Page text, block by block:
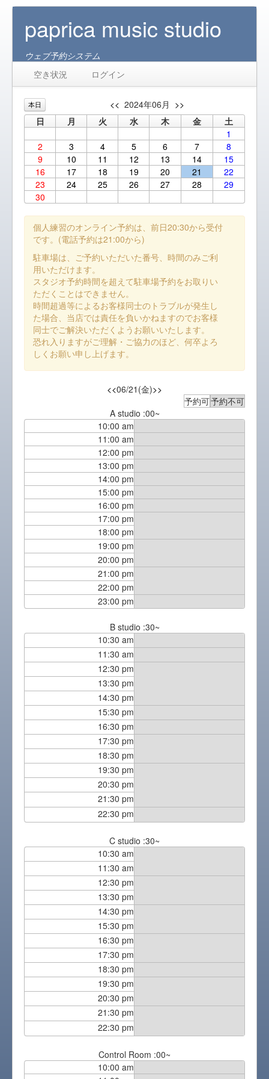
paprica music studio
ウェブ予約システム
空き状況
ログイン
本日 << 2024年06月 >>
日
月 火 水 木 金
土
1
2
3 4 5 6 7
8
9
10 11 12 13 14
15
16
17 18 19 20 21
22
23
24 25 26 27 28
29
30
個人練習のオンライン予約は、前日20:30から受付
です。(電話予約は21:00から)
駐車場は、ご予約いただいた番号、時間のみご利
用いただけます。
スタジオ予約時間を超えて駐車場予約をお取りい
ただくことはできません。
時間超過等によるお客様同士のトラブルが発生し
た場合、当店では責任を負いかねますのでお客様
同士でご解決いただくようお願いいたします。
恐れ入りますがご理解・ご協力のほど、何卒よろ
しくお願い申し上げます。
<<06/21(金)>>
予約可予約不可
A studio :00~
10:00 am
11:00 am
12:00 pm
13:00 pm
14:00 pm
15:00 pm
16:00 pm
17:00 pm
18:00 pm
19:00 pm
20:00 pm
21:00 pm
22:00 pm
23:00 pm
B studio :30~
10:30 am
11:30 am
12:30 pm
13:30 pm
14:30 pm
15:30 pm
16:30 pm
17:30 pm
18:30 pm
19:30 pm
20:30 pm
21:30 pm
22:30 pm
C studio :30~
10:30 am
11:30 am
12:30 pm
13:30 pm
14:30 pm
15:30 pm
16:30 pm
17:30 pm
18:30 pm
19:30 pm
20:30 pm
21:30 pm
22:30 pm
Control Room :00~
10:00 am